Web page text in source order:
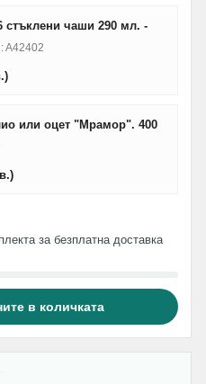
стъклени чаши 290 мл. -
A42402
)
или оцет "Мрамор". 400
)
за безплатна доставка
в количката